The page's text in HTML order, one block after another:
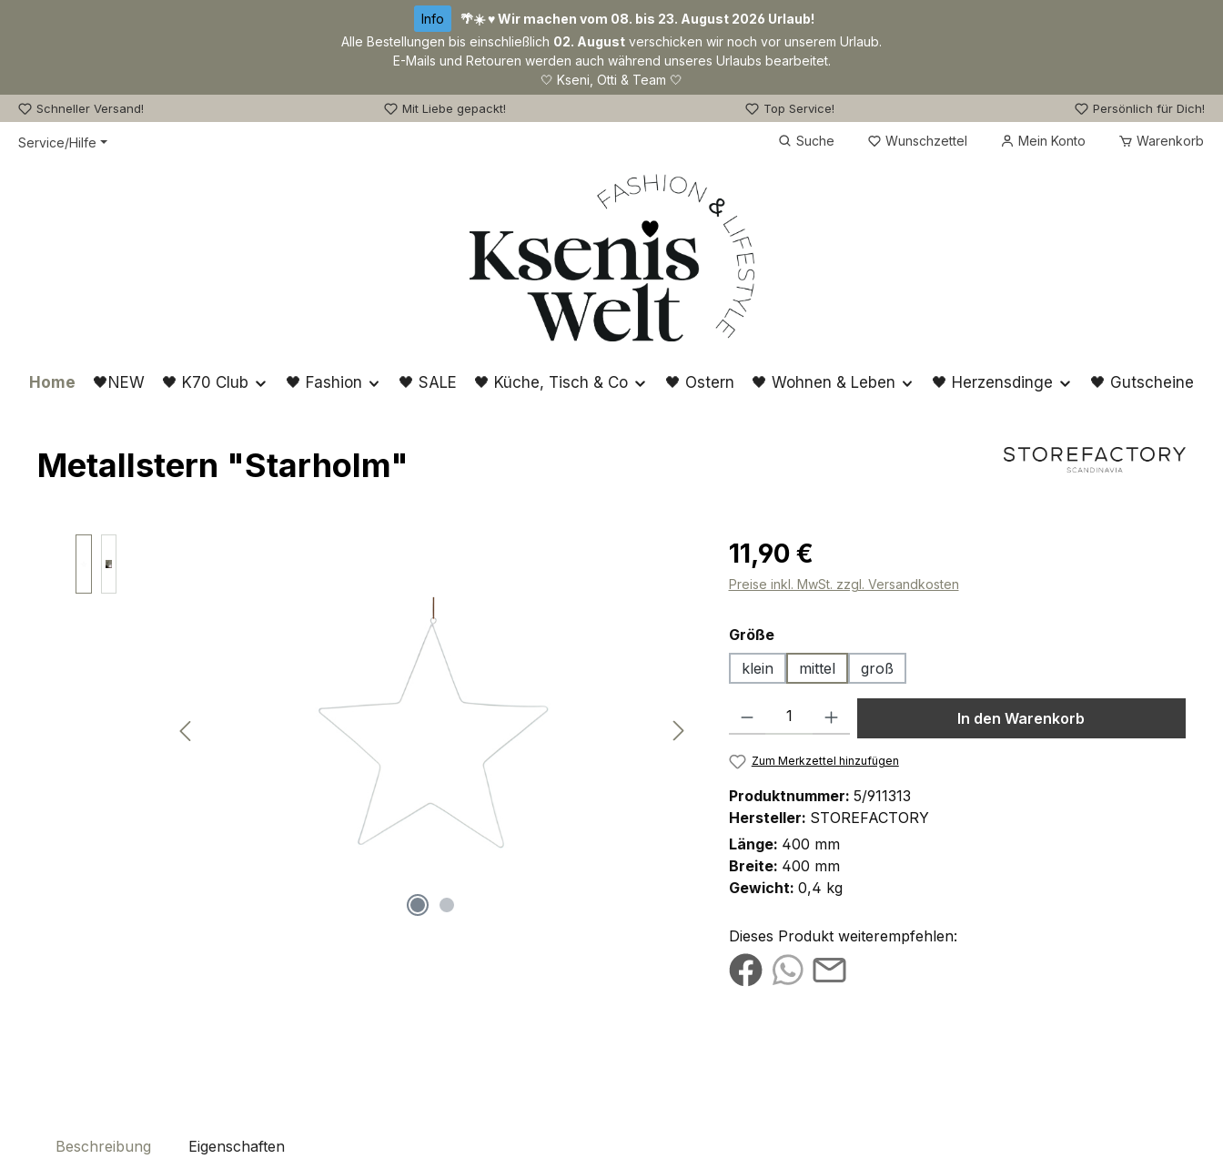
Info
🌴☀️ ♥ Wir machen vom 08. bis 23. August 2026 Urlaub!
Alle Bestellungen bis einschließlich 02. August verschicken wir noch vor unserem Urlaub.
E-Mails und Retouren werden auch während unseres Urlaubs bearbeitet.
🤍 Kseni, Otti & Team 🤍
Schneller Versand! Mit Liebe gepackt! Top Service! Persönlich für Dich!
Service/Hilfe Suche Wunschzettel Du hast 0 Produkte auf dem Merkzettel
Mein Konto Warenkorb
Home 🖤NEW 🖤 K70 Club 🖤 Fashion 🖤 SALE 🖤 Küche, Tisch & Co 🖤 Ostern 🖤 Wohnen & Leben 🖤 Herzensdinge 🖤 Gutscheine
Metallstern "Starholm"
Regulärer Preis:
11,90 €
Preise inkl. MwSt. zzgl. Versandkosten
Größeauswählen
klein
mittel groß
Produkt Anzahl: Gib den gewünschten Wert ein oder benutze die Schaltflächen
In den Warenkorb
Zum Merkzettel hinzufügen
Produktnummer: 5/911313
Hersteller: STOREFACTORY
Länge: 400 mm
Breite: 400 mm
Gewicht: 0,4 kg
Dieses Produkt weiterempfehlen:
Beschreibung Eigenschaften